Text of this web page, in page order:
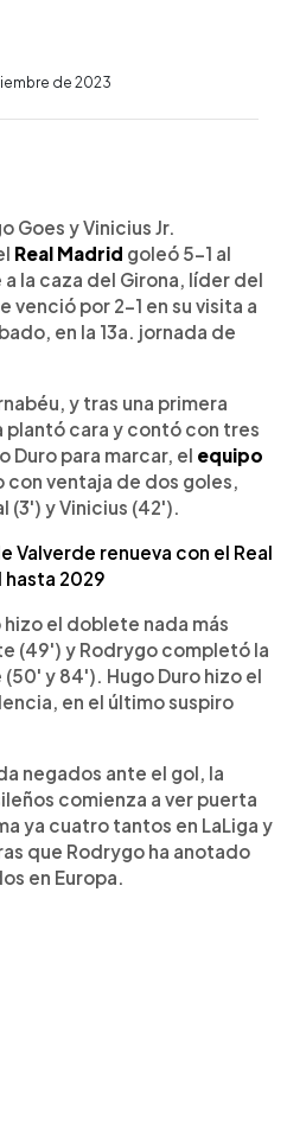
de 2023
Goes y Vinicius Jr.
Real Madrid goleó 5-1 al
la caza del Girona, líder del
venció por 2-1 en su visita a
en la 13a. jornada de
y tras una primera
plantó cara y contó con tres
Duro para marcar, el equipo
ventaja de dos goles,
(3') y Vinicius (42').
Valverde renueva con el Real
hasta 2029
el doblete nada más
(49') y Rodrygo completó la
y 84'). Hugo Duro hizo el
en el último suspiro
negados ante el gol, la
comienza a ver puerta
ya cuatro tantos en LaLiga y
que Rodrygo ha anotado
en Europa.